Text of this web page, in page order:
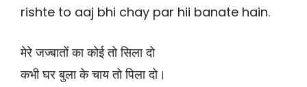
rishte to aaj bhi chay par hii banate hain.
मेरे जज्बातों का कोई तो सिला दो
कभी घर बुला के चाय तो पिला दो।